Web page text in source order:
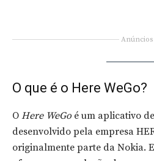
Anúncios
O que é o Here WeGo?
O Here WeGo é um aplicativo
desenvolvido pela empresa
originalmente parte da Nokia.